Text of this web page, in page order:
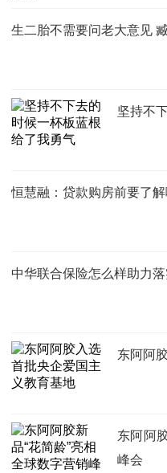
生二胎不需要问老大意见
坚持不
恒慧融：贷款购房前要了解
中华联合保险怎么样助力
东阿阿
东阿阿
峰会